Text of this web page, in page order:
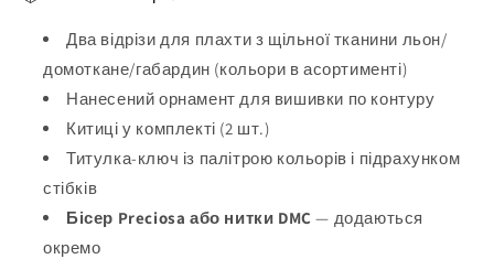
Два відрізи для плахти з щільної тканини льон/
домоткане/габардин (кольори в асортименті)
Нанесений орнамент для вишивки по контуру
Китиці у комплекті (2 шт.)
Титулка-ключ із палітрою кольорів і підрахунком
стібків
Бісер Preciosa або нитки DMC — додаються
окремо